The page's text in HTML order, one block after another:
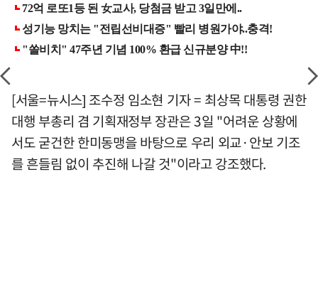
[서울=뉴시스] 조수정 임소현 기자 = 최상목 대통령 권한
대행 부총리 겸 기획재정부 장관은 3일 "어려운 상황에
서도 굳건한 한미동맹을 바탕으로 우리 외교·안보 기조
를 흔들림 없이 추진해 나갈 것"이라고 강조했다.